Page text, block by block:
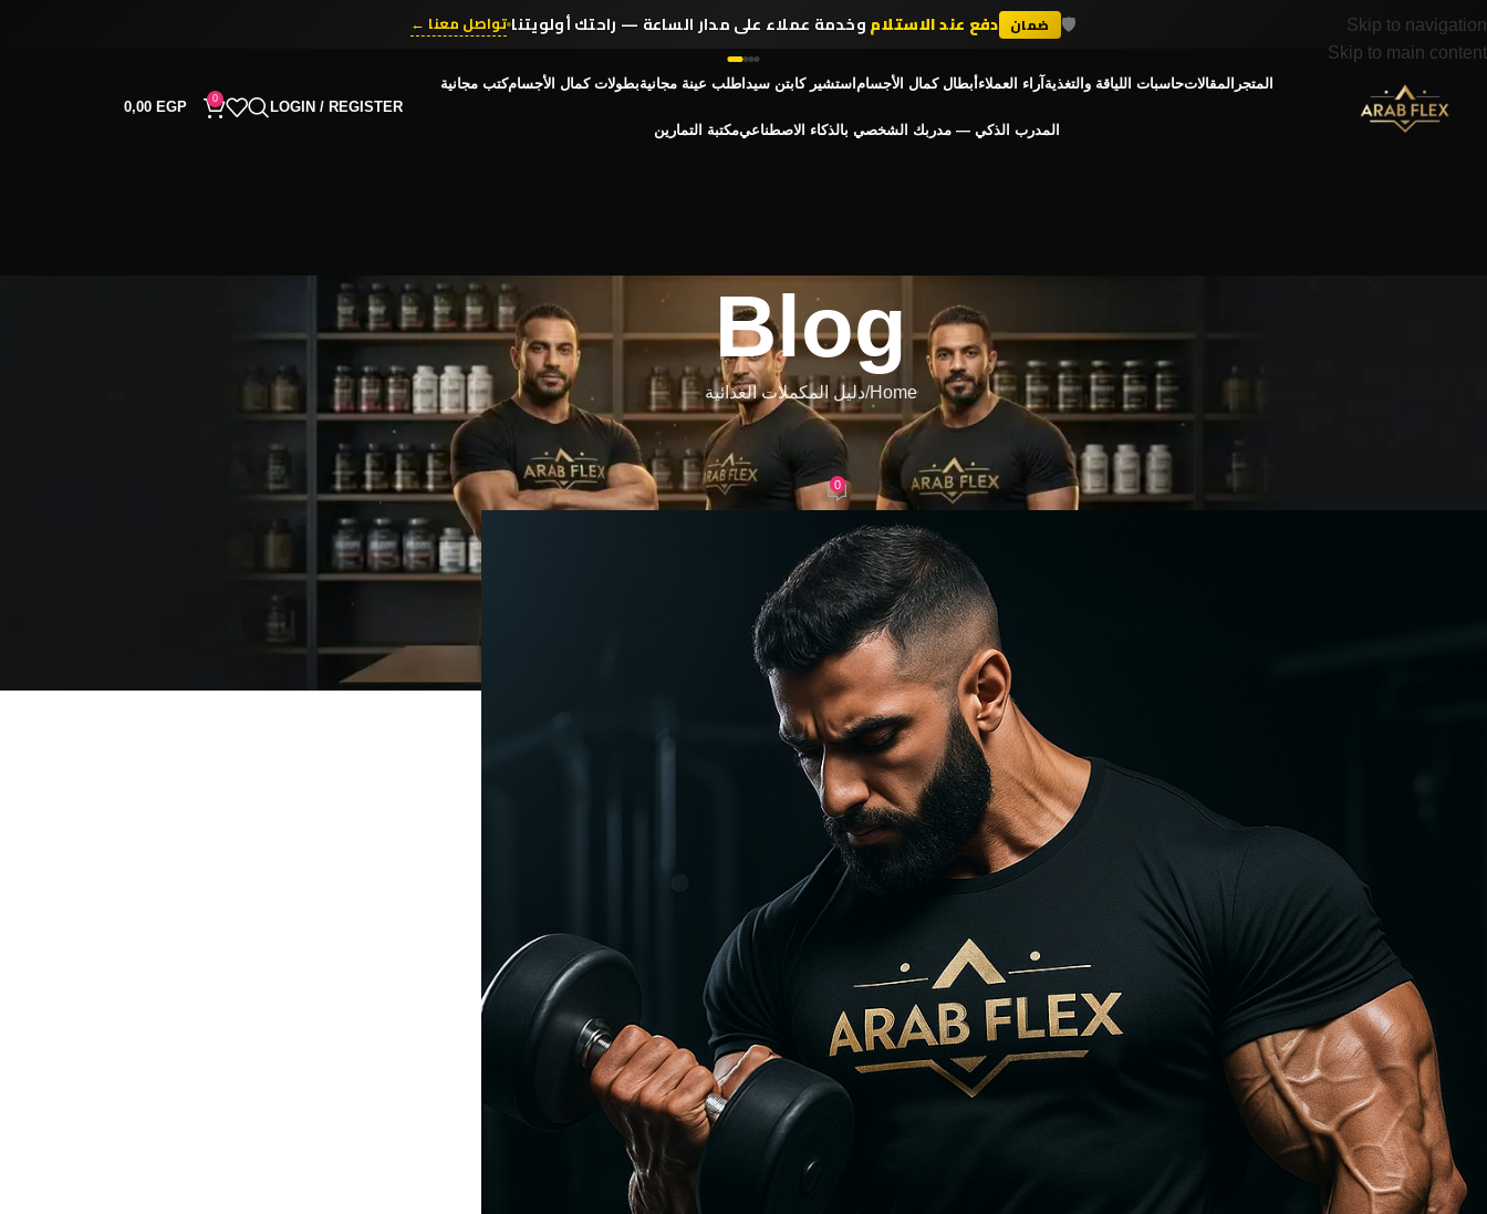
Skip to navigation
Skip to main content
المتجر المقالاتحاسبات اللياقة والتغذيةآراء العملاءأبطال كمال الأجساماستشير كابتن سيداطلب عينة مجانيةبطولات كمال الأجسامكتب مجانية
المدرب الذكي — مدربك الشخصي بالذكاء الاصطناعيمكتبة التمارين
LOGIN / REGISTER
0
0,00 EGP
Blog
Home دليل المكملات الغذائية
دليل المكملات الغذائية
السيترولين ماليت: سر الضخامة والتركيز أثناء التمرين | Arab Flex
Posted by
adminOn سبتمبر 4, 2025
0
RECENT COMMENTS
💪
+ 300K انضم لأكثر من في مصر يثقون في عرب فليكس تسوّق الآن ←
🛡️ ضمان دفع عند الاستلاموخدمة عملاء على مدار الساعة — راحتك أولويتناتواصل معنا ←